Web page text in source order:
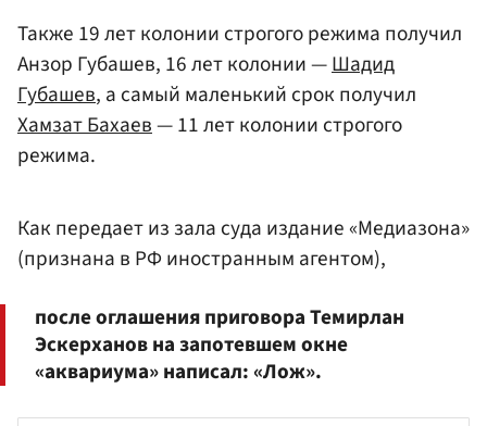
Также 19 лет колонии строгого режима получил
Анзор Губашев, 16 лет колонии —Шадид
Губашев, а самый маленький срок получил
Хамзат Бахаев— 11 лет колонии строгого
режима.
Как передает из зала суда издание «Медиазона»
(признана в РФ иностранным агентом),
после оглашения приговора Темирлан
Эскерханов на запотевшем окне
«аквариума» написал: «Лож».